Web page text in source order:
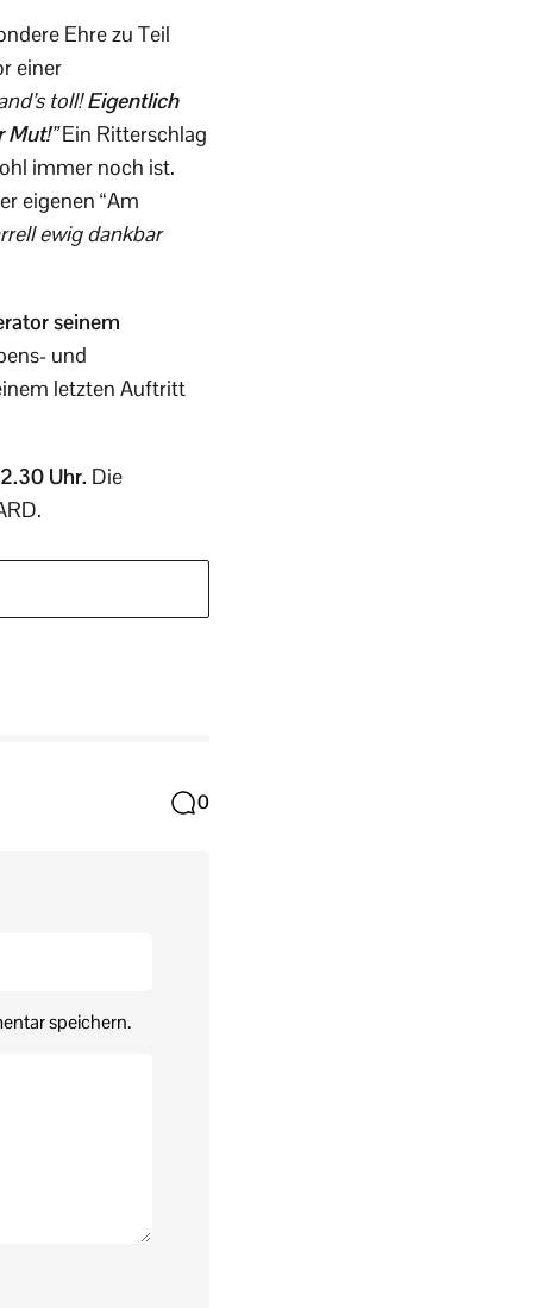
Ehre zu Teil
einer
toll!Eigentlich
Mut!”Ein Ritterschlag
immer noch ist.
eigenen “Am
ewig dankbar
seinem
und
letzten Auftritt
Uhr. Die
0
speichern.